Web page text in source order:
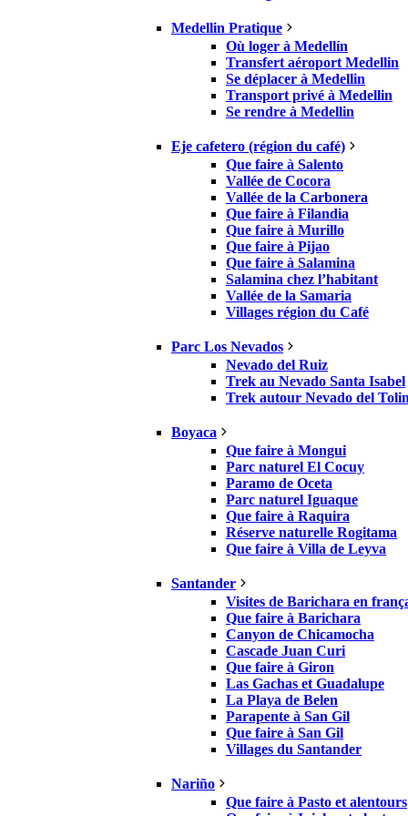
Medellin Pratique
Où loger à Medellín
Transfert aéroport Medellin
Se déplacer à Medellin
Transport privé à Medellin
Se rendre à Medellin
Eje cafetero (région du café)
Que faire à Salento
Vallée de Cocora
Vallée de la Carbonera
Que faire à Filandia
Que faire à Murillo
Que faire à Pijao
Que faire à Salamina
Salamina chez l’habitant
Vallée de la Samaria
Villages région du Café
Parc Los Nevados
Nevado del Ruiz
Trek au Nevado Santa Isabel
Trek autour Nevado del
Boyaca
Que faire à Mongui
Parc naturel El Cocuy
Paramo de Oceta
Parc naturel Iguaque
Que faire à Raquira
Réserve naturelle Rogitama
Que faire à Villa de Leyva
Santander
Visites de Barichara en
Que faire à Barichara
Canyon de Chicamocha
Cascade Juan Curi
Que faire à Giron
Las Gachas et Guadalupe
La Playa de Belen
Parapente à San Gil
Que faire à San Gil
Villages du Santander
Nariño
Que faire à Pasto et alentours